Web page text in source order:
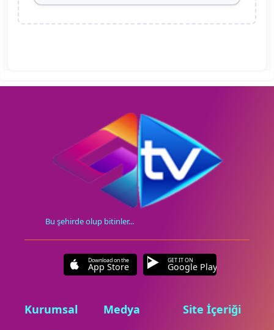
Bu şehirde olup bitinler...
Download on the
App Store
GET IT ON
Google Play
Kurumsal Medya Site İçeriği